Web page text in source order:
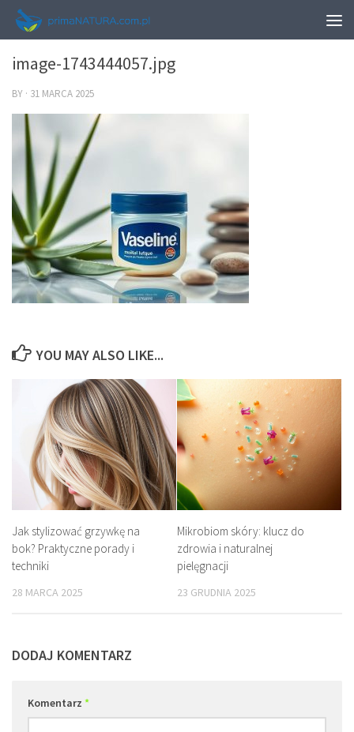
0
image-1743444057.jpg
BY · 31 MARCA 2025
YOU MAY ALSO LIKE...
Jak stylizować grzywkę na
bok? Praktyczne porady i
techniki
28 MARCA 2025
Mikrobiom skóry: klucz do
zdrowia i naturalnej
pielęgnacji
23 GRUDNIA 2025
DODAJ KOMENTARZ
Komentarz *